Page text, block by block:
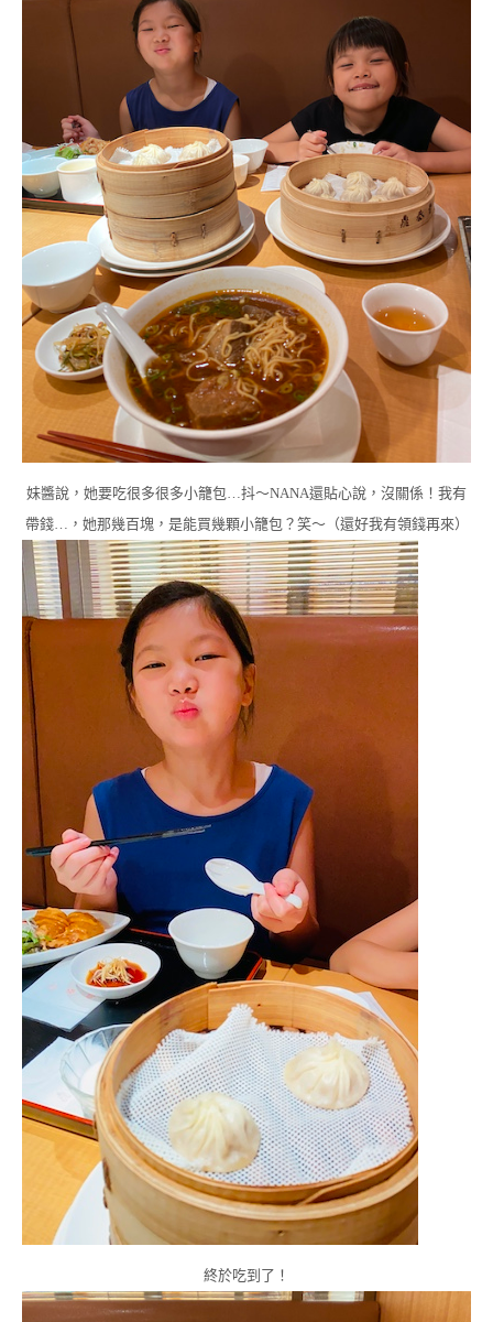
妹醬說，她要吃很多很多小籠包…抖～NANA還貼心說，沒關係！我有
帶錢…，她那幾百塊，是能買幾顆小籠包？笑～（還好我有領錢再來）
終於吃到了！